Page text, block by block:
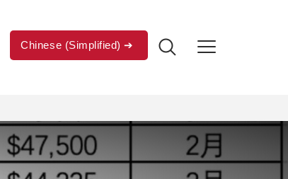
Chinese (Simplified)